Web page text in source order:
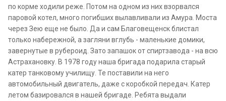
по корме ходили реже. Потом на одном из них взорвался
паровой котел, много погибших вылавливали из Амура. Моста
через Зею еще не было. Да и сам Благовещенск блистал
только набережной, а загляни вглубь - маленькие домики,
завернутые в рубероид. Зато запашок от спиртзавода - на всю
Астрахановку. В 1978 году наша бригада подарила старый
катер танковому училищу. Те поставили на него
автомобильный двигатель, даже с коробкой передач. Катер
летом базировался в нашей бригаде. Ребята выдали